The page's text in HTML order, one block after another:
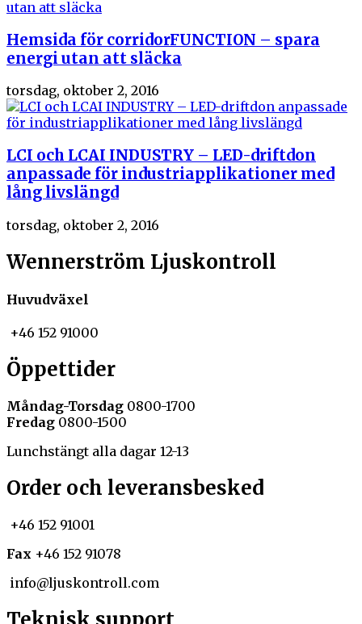
Hemsida för corridorFUNCTION – spara
energi utan att släcka
torsdag, oktober 2, 2016
LCI och LCAI INDUSTRY – LED-driftdon
anpassade för industriapplikationer med
lång livslängd
torsdag, oktober 2, 2016
Wennerström Ljuskontroll
Huvudväxel
+46 152 91000
Öppettider
Måndag-Torsdag 0800-1700
Fredag 0800-1500
Lunchstängt alla dagar 12-13
Order och leveransbesked
+46 152 91001
Fax +46 152 91078
info@ljuskontroll.com